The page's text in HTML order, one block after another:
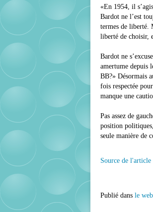
«En 1954, il
Bardot ne l’est
termes de liberté.
liberté de choisir,
Bardot ne
amertume depuis
BB?» Désormais
fois respectée
manque une
Pas assez de
position
seule manière de
Source de
Publié dans le